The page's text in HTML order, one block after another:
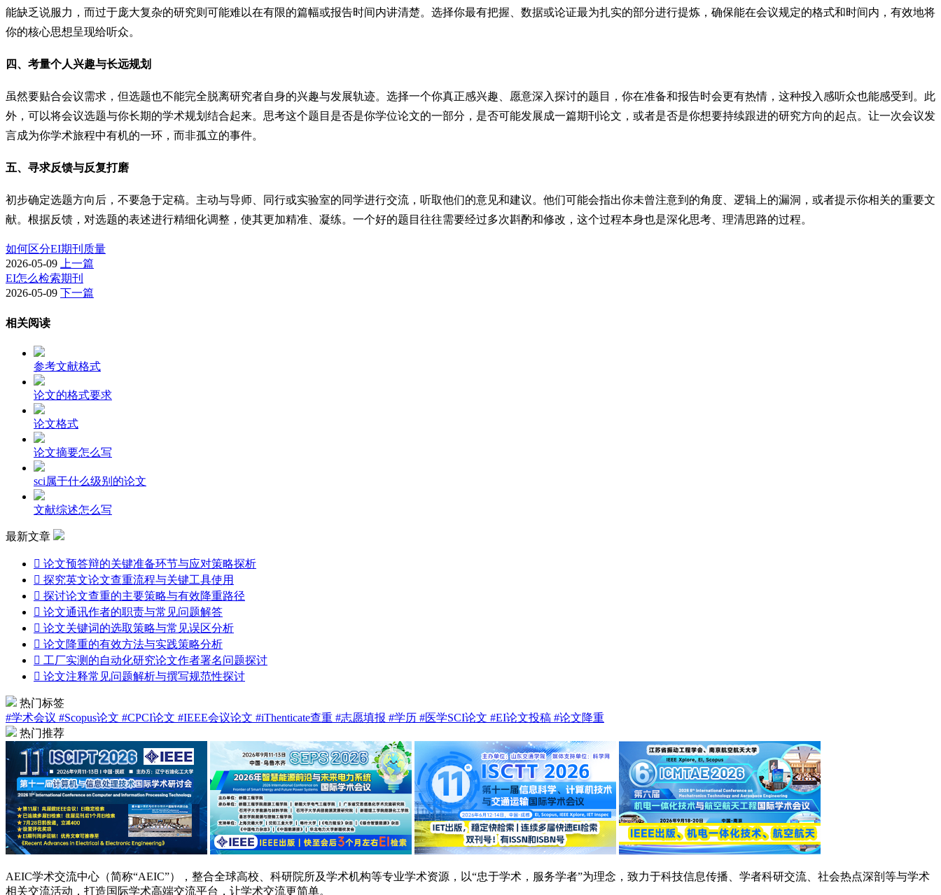
能缺乏说服力，而过于庞大复杂的研究则可能难以在有限的篇幅或报告时间内讲清楚。选择你最有把握、数据或论证最为扎实的部分进行提炼，确保能在会议规定的格式和时间内，有效地将
你的核心思想呈现给听众。
四、考量个人兴趣与长远规划
虽然要贴合会议需求，但选题也不能完全脱离研究者自身的兴趣与发展轨迹。选择一个你真正感兴趣、愿意深入探讨的题目，你在准备和报告时会更有热情，这种投入感听众也能感受到。此
外，可以将会议选题与你长期的学术规划结合起来。思考这个题目是否是你学位论文的一部分，是否可能发展成一篇期刊论文，或者是否是你想要持续跟进的研究方向的起点。让一次会议发
言成为你学术旅程中有机的一环，而非孤立的事件。
五、寻求反馈与反复打磨
初步确定选题方向后，不要急于定稿。主动与导师、同行或实验室的同学进行交流，听取他们的意见和建议。他们可能会指出你未曾注意到的角度、逻辑上的漏洞，或者提示你相关的重要文
献。根据反馈，对选题的表述进行精细化调整，使其更加精准、凝练。一个好的题目往往需要经过多次斟酌和修改，这个过程本身也是深化思考、理清思路的过程。
如何区分EI期刊质量
2026-05-09 上一篇
EI怎么检索期刊
2026-05-09 下一篇
相关阅读
参考文献格式
论文的格式要求
论文格式
论文摘要怎么写
sci属于什么级别的论文
文献综述怎么写
最新文章
 论文预答辩的关键准备环节与应对策略探析
 探究英文论文查重流程与关键工具使用
 探讨论文查重的主要策略与有效降重路径
 论文通讯作者的职责与常见问题解答
 论文关键词的选取策略与常见误区分析
 论文降重的有效方法与实践策略分析
 工厂实测的自动化研究论文作者署名问题探讨
 论文注释常见问题解析与撰写规范性探讨
热门标签
#学术会议 #Scopus论文 #CPCI论文 #IEEE会议论文 #iThenticate查重 #志愿填报 #学历 #医学SCI论文 #EI论文投稿 #论文降重
热门推荐
AEIC学术交流中心（简称“AEIC”），整合全球高校、科研院所及学术机构等专业学术资源，以“忠于学术，服务学者”为理念，致力于科技信息传播、学者科研交流、社会热点深剖等与学术
相关交流活动，打造国际学术高端交流平台，让学术交流更简单。